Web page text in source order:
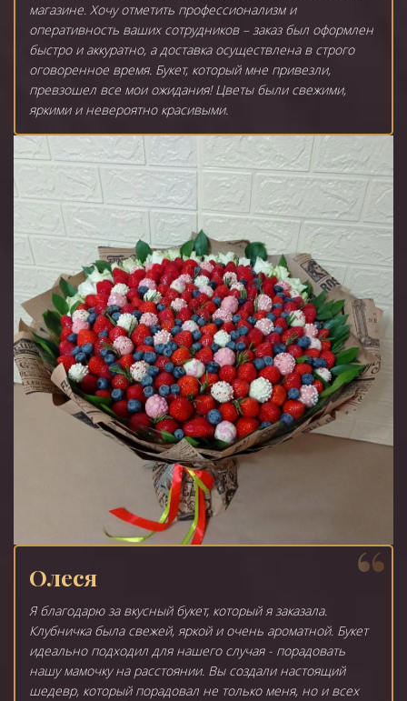
магазине. Хочу отметить профессионализм и
оперативность ваших сотрудников – заказ был оформлен
быстро и аккуратно, а доставка осуществлена в строго
оговоренное время. Букет, который мне привезли,
превзошел все мои ожидания! Цветы были свежими,
яркими и невероятно красивыми.
Олеся
Я благодарю за вкусный букет, который я заказала.
Клубничка была свежей, яркой и очень ароматной. Букет
идеально подходил для нашего случая - порадовать
нашу мамочку на расстоянии. Вы создали настоящий
шедевр, который порадовал не только меня, но и всех